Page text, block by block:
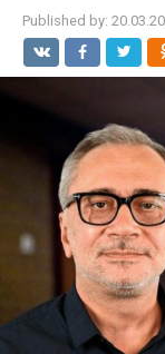
Published by: